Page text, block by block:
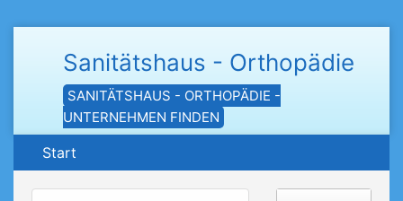
Sanitätshaus - Orthopädie
SANITÄTSHAUS - ORTHOPÄDIE -
UNTERNEHMEN FINDEN
Start